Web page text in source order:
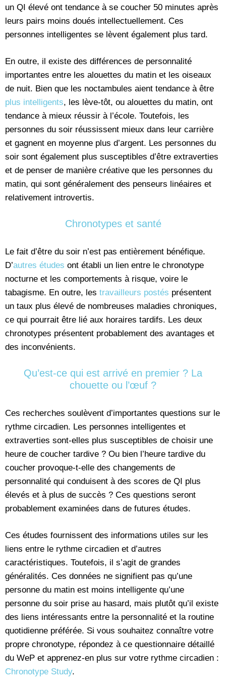
un QI élevé ont tendance à se coucher 50 minutes après
leurs pairs moins doués intellectuellement. Ces
personnes intelligentes se lèvent également plus tard.
En outre, il existe des différences de personnalité
importantes entre les alouettes du matin et les oiseaux
de nuit. Bien que les noctambules aient tendance à être
plus intelligents, les lève-tôt, ou alouettes du matin, ont
tendance à mieux réussir à l’école. Toutefois, les
personnes du soir réussissent mieux dans leur carrière
et gagnent en moyenne plus d’argent. Les personnes du
soir sont également plus susceptibles d’être extraverties
et de penser de manière créative que les personnes du
matin, qui sont généralement des penseurs linéaires et
relativement introvertis.
Chronotypes et santé
Le fait d’être du soir n’est pas entièrement bénéfique.
D’autres études ont établi un lien entre le chronotype
nocturne et les comportements à risque, voire le
tabagisme. En outre, les travailleurs postés présentent
un taux plus élevé de nombreuses maladies chroniques,
ce qui pourrait être lié aux horaires tardifs. Les deux
chronotypes présentent probablement des avantages et
des inconvénients.
Qu’est-ce qui est arrivé en premier ? La
chouette ou l’œuf ?
Ces recherches soulèvent d’importantes questions sur le
rythme circadien. Les personnes intelligentes et
extraverties sont-elles plus susceptibles de choisir une
heure de coucher tardive ? Ou bien l’heure tardive du
coucher provoque-t-elle des changements de
personnalité qui conduisent à des scores de QI plus
élevés et à plus de succès ? Ces questions seront
probablement examinées dans de futures études.
Ces études fournissent des informations utiles sur les
liens entre le rythme circadien et d’autres
caractéristiques. Toutefois, il s’agit de grandes
généralités. Ces données ne signifient pas qu’une
personne du matin est moins intelligente qu’une
personne du soir prise au hasard, mais plutôt qu’il existe
des liens intéressants entre la personnalité et la routine
quotidienne préférée. Si vous souhaitez connaître votre
propre chronotype, répondez à ce questionnaire détaillé
du WeP et apprenez-en plus sur votre rythme circadien :
Chronotype Study.